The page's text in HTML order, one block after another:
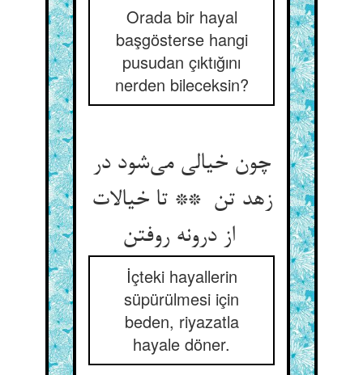
Orada bir hayal
başgösterse hangi
pusudan çıktığını
nerden bileceksin?
چون خیالی می‌شود در
زهد تن ** تا خیالات
از درونه روفتن
İçteki hayallerin
süpürülmesi için
beden, riyazatla
hayale döner.